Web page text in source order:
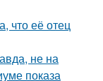
что её отец
не на
показа